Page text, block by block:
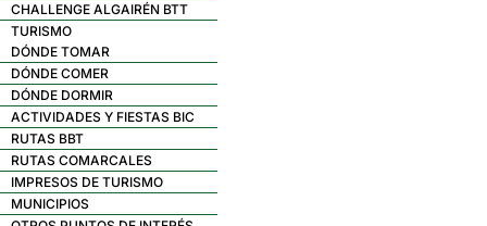
CHALLENGE ALGAIRÉN BTT
TURISMO
DÓNDE TOMAR
DÓNDE COMER
DÓNDE DORMIR
ACTIVIDADES Y FIESTAS BIC
RUTAS BBT
RUTAS COMARCALES
IMPRESOS DE TURISMO
MUNICIPIOS